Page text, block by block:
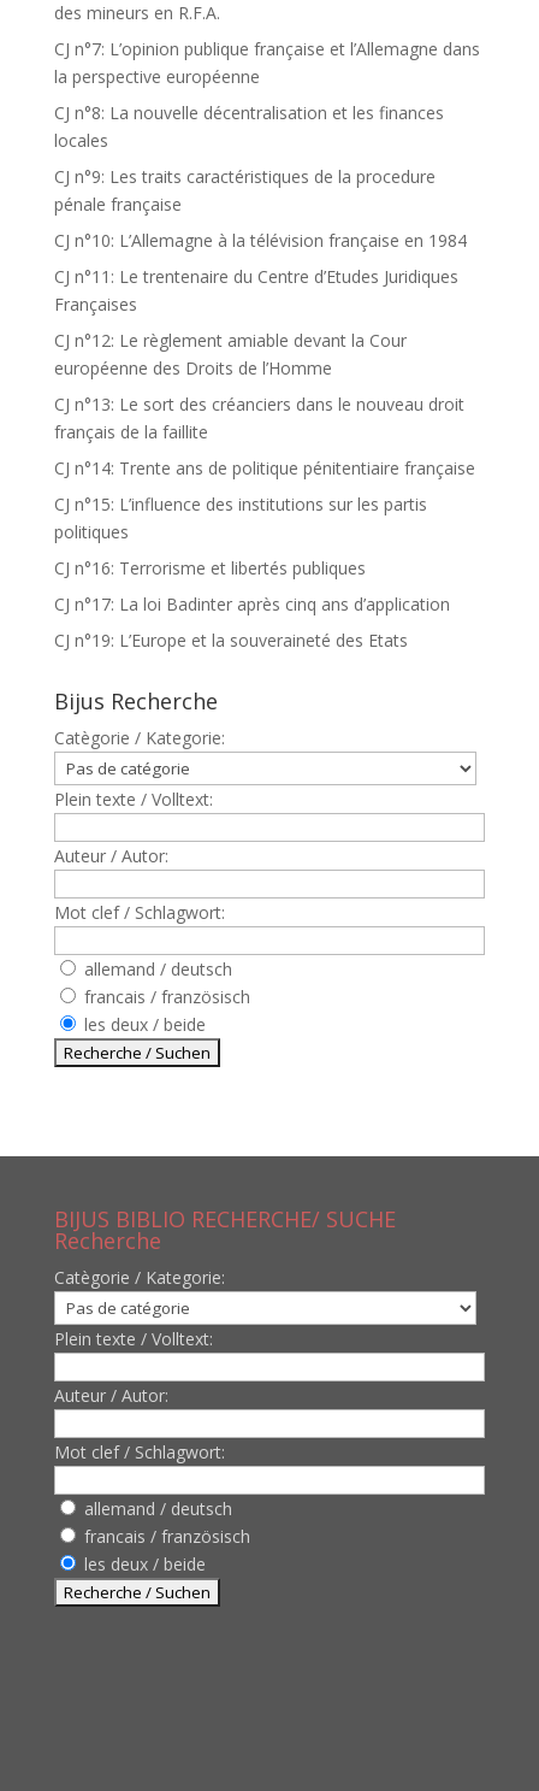
des mineurs en R.F.A.
CJ n°7: L’opinion publique française et l’Allemagne dans
la perspective européenne
CJ n°8: La nouvelle décentralisation et les finances
locales
CJ n°9: Les traits caractéristiques de la procedure
pénale française
CJ n°10: L’Allemagne à la télévision française en 1984
CJ n°11: Le trentenaire du Centre d’Etudes Juridiques
Françaises
CJ n°12: Le règlement amiable devant la Cour
européenne des Droits de l’Homme
CJ n°13: Le sort des créanciers dans le nouveau droit
français de la faillite
CJ n°14: Trente ans de politique pénitentiaire française
CJ n°15: L’influence des institutions sur les partis
politiques
CJ n°16: Terrorisme et libertés publiques
CJ n°17: La loi Badinter après cinq ans d’application
CJ n°19: L’Europe et la souveraineté des Etats
Bijus Recherche
Catègorie / Kategorie:
Plein texte / Volltext:
Auteur / Autor:
Mot clef / Schlagwort:
allemand / deutsch
francais / französisch
les deux / beide
BIJUS BIBLIO RECHERCHE/ SUCHE
Recherche
Catègorie / Kategorie:
Plein texte / Volltext:
Auteur / Autor:
Mot clef / Schlagwort:
allemand / deutsch
francais / französisch
les deux / beide